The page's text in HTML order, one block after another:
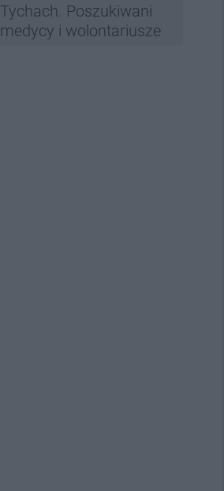
Tychach. Poszukiwani
medycy i wolontariusze